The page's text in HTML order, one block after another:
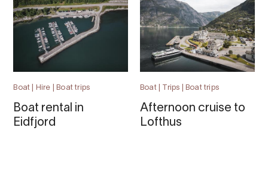
Boat | Hire | Boat trips
Boat rental in
Eidfjord
Boat | Trips | Boat trips
Afternoon cruise to
Lofthus